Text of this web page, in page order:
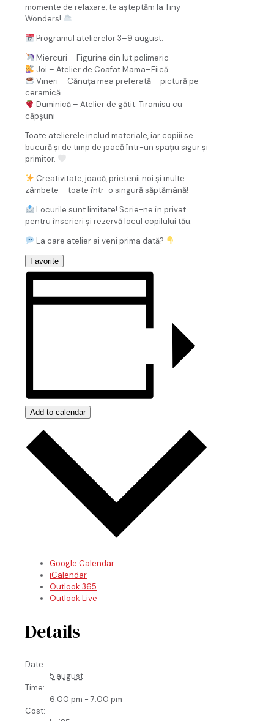
momente de relaxare, te așteptăm la Tiny
Wonders!
Programul atelierelor 3–9 august:
Miercuri – Figurine din lut polimeric
Joi – Atelier de Coafat Mama–Fiică
Vineri – Cănuța mea preferată – pictură pe
ceramică
Duminică – Atelier de gătit: Tiramisu cu
căpșuni
Toate atelierele includ materiale, iar copiii se
bucură și de timp de joacă într-un spațiu sigur și
primitor.
Creativitate, joacă, prietenii noi și multe
zâmbete – toate într-o singură săptămână!
Locurile sunt limitate! Scrie-ne în privat
pentru înscrieri și rezervă locul copilului tău.
La care atelier ai veni prima dată?
Favorite
Add to calendar
Google Calendar
iCalendar
Outlook 365
Outlook Live
Details
Date:
5 august
Time:
6:00 pm - 7:00 pm
Cost: